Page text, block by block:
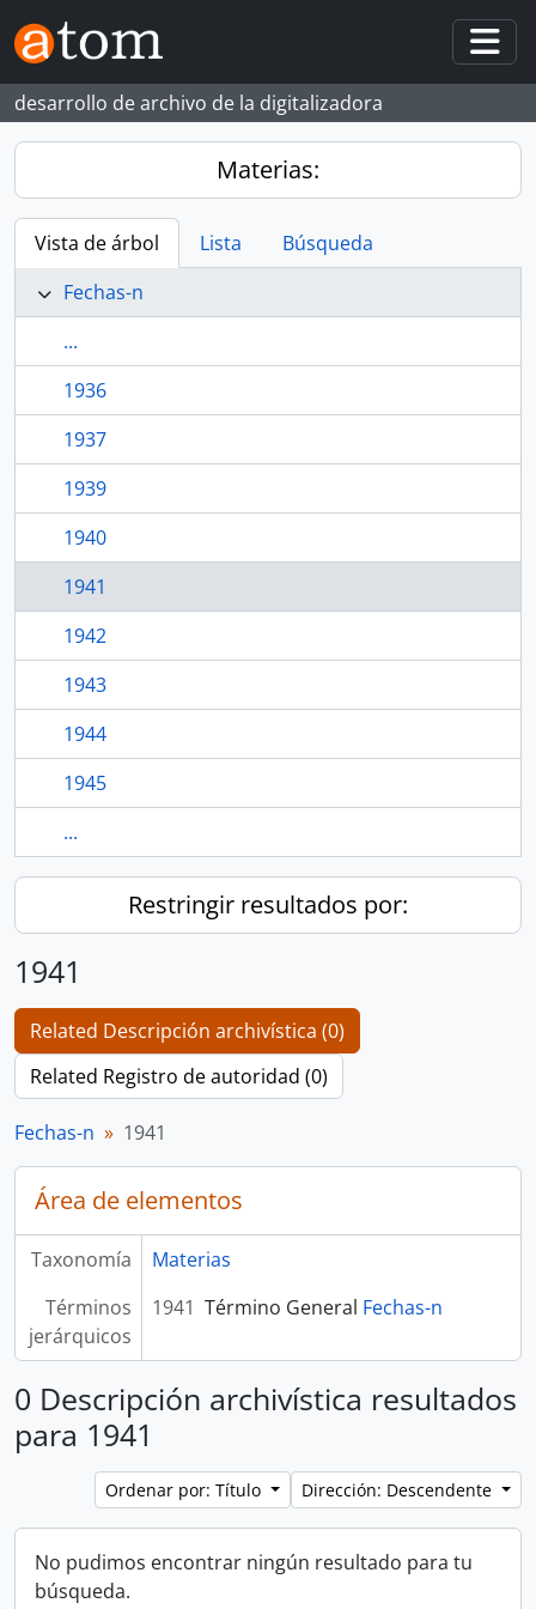
Skip to main content
desarrollo de archivo de la digitalizadora
Materias:
Vista de árbol Lista
Búsqueda
Fechas-n
...
1936
1937
1939
1940
1941
1942
1943
1944
1945
...
Restringir resultados por:
1941
Related Descripción archivística (0)
Related Registro de autoridad (0)
Fechas-n 1941
Área de elementos
Taxonomía
Materias
Términos
jerárquicos
1941 Término General Fechas-n
0 Descripción archivística resultados
para 1941
Ordenar por: Título Dirección: Descendente
No pudimos encontrar ningún resultado para tu
búsqueda.